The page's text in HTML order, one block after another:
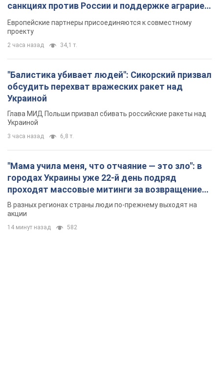
санкциях против России и поддержке аграриев.
Видео
Европейские партнеры присоединяются к совместному
проекту
2 часа назад 34,1 т.
"Балистика убивает людей": Сикорский призвал
обсудить перехват вражеских ракет над
Украиной
Глава МИД Польши призвал сбивать российские ракеты над
Украиной
3 часа назад 6,8 т.
"Мама учила меня, что отчаяние — это зло": в
городах Украины уже 22-й день подряд
проходят массовые митинги за возвращение
Федорова. Фото и видео
В разных регионах страны люди по-прежнему выходят на
акции
14 минут назад 582